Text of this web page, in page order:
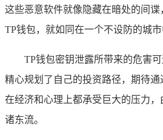
这些恶意软件就像隐藏在暗处的间
TP钱包，就如同在一个不设防的城
TP钱包密钥泄露所带来的危害
精心规划了自己的投资路径，期待
在经济和心理上都承受巨大的压力，
诸东流。